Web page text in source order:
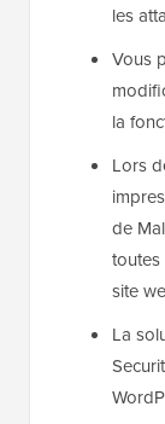
les
Vous
la
Lors
de
site
La